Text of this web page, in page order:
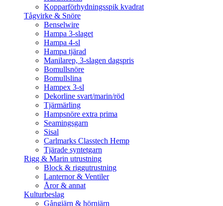
Kopparförhydningsspik kvadrat
Tågvirke & Snöre
Benselwire
Hampa 3-slaget
Hampa 4-sl
Hampa tjärad
Manilarep, 3-slagen dagspris
Bomullsnöre
Bomullslina
Hampex 3-sl
Dekorline svart/marin/röd
Tjärmärling
Hampsnöre extra prima
Seamingsgarn
Sisal
Carlmarks Classtech Hemp
Tjärade syntetgarn
Rigg & Marin utrustning
Block & riggutrustning
Lanternor & Ventiler
Åror & annat
Kulturbeslag
Gångjärn & hörnjärn